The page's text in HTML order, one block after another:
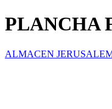
PLANCHA
ALMACEN